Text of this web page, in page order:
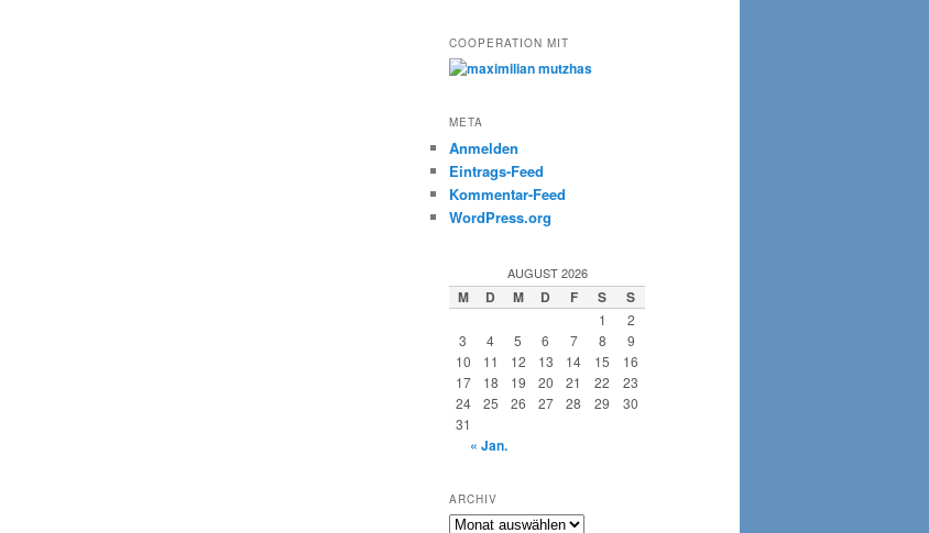
COOPERATION MIT
META
Anmelden
Eintrags-Feed
Kommentar-Feed
WordPress.org
AUGUST 2026
M D M D F S S
1
2
3
4 5 6 7 8
9
10
11 12 13 14 15
16
17
18 19 20 21 22
23
24
25 26 27 28 29
30
31
« Jan.
ARCHIV
Archiv